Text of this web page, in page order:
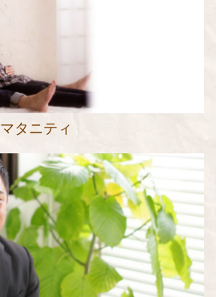
マタニティ